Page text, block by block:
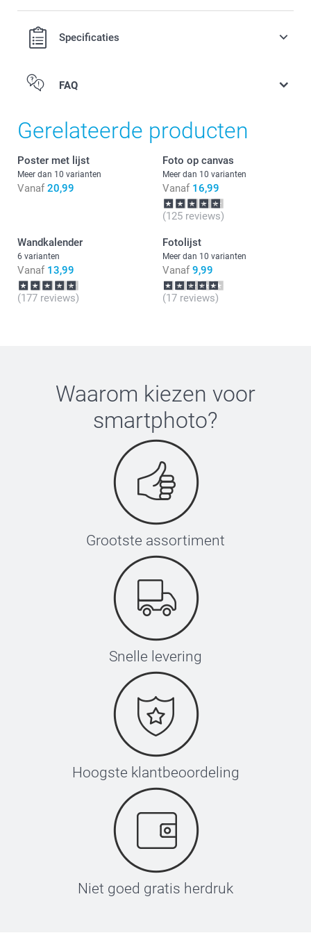
Specificaties
FAQ
Gerelateerde producten
Poster met lijst
Meer dan 10 varianten
Vanaf 20,99
Foto op canvas
Meer dan 10 varianten
Vanaf 16,99
(125 reviews)
Wandkalender
6 varianten
Vanaf 13,99
(177 reviews)
Fotolijst
Meer dan 10 varianten
Vanaf 9,99
(17 reviews)
Waarom kiezen voor
smartphoto?
Grootste assortiment
Snelle levering
Hoogste klantbeoordeling
Niet goed gratis herdruk